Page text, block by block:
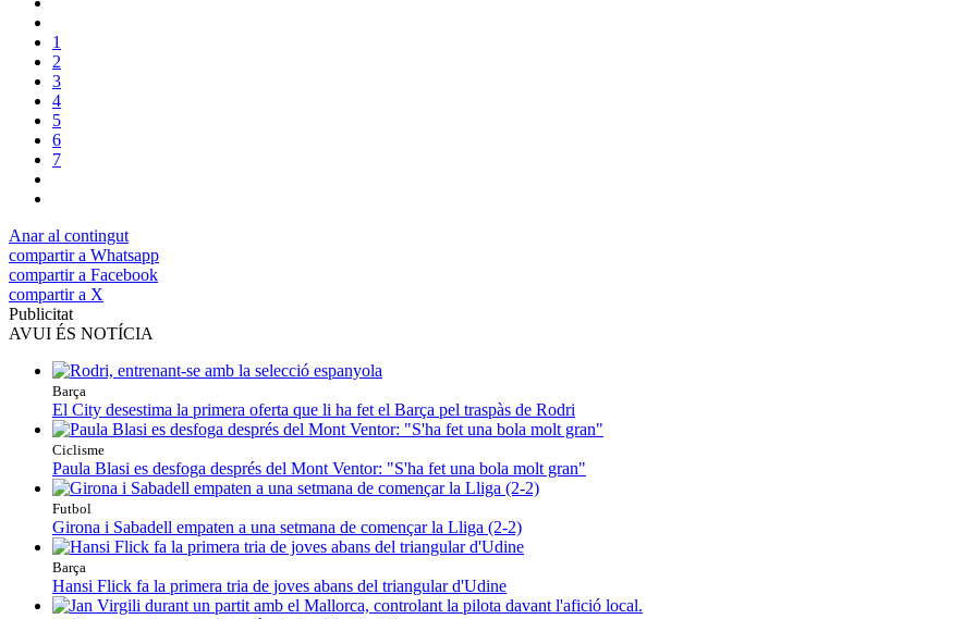
1
2
3
4
5
6
7
Anar al contingut
compartir a Whatsapp
compartir a Facebook
compartir a X
Publicitat
AVUI ÉS NOTÍCIA
Barça
El City desestima la primera oferta que li ha fet el Barça pel traspàs de Rodri
Ciclisme
Paula Blasi es desfoga després del Mont Ventor: "S'ha fet una bola molt gran"
Futbol
Girona i Sabadell empaten a una setmana de començar la Lliga (2-2)
Barça
Hansi Flick fa la primera tria de joves abans del triangular d'Udine